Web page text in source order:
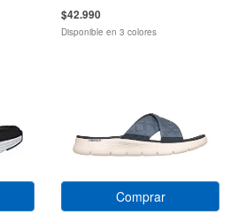
$42.990
Disponible en 3 colores
Comprar